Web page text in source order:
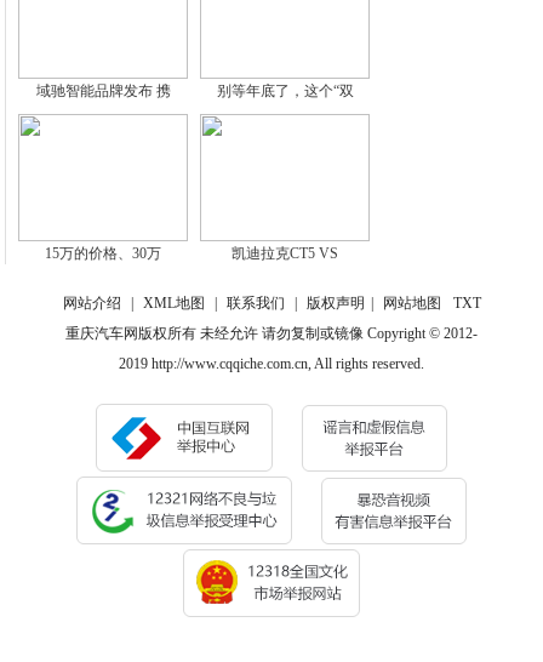
域驰智能品牌发布 携 别等年底了，这个“双
15万的价格、30万 凯迪拉克CT5 VS
网站介绍 XML地图 联系我们 版权声明 网站地图
TXT
重庆汽车网版权所有 未经允许 请勿复制或镜像 Copyright © 2012-
2019 http://www.cqqiche.com.cn, All rights reserved.